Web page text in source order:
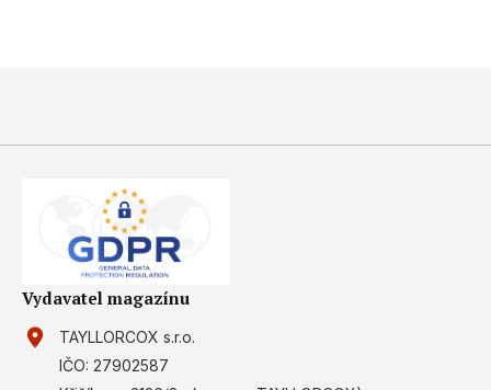
Vydavatel magazínu
TAYLLORCOX s.r.o.
IČO: 27902587